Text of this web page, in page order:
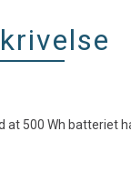
500 Wh batteriet